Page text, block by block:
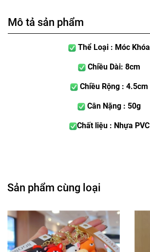
Mô tả sản phẩm
Thể Loại : Móc Khóa
Chiều Dài: 8cm
Chiều Rộng : 4.5cm
Cân Nặng : 50g
Chất liệu : Nhựa PVC
Sản phẩm cùng loại